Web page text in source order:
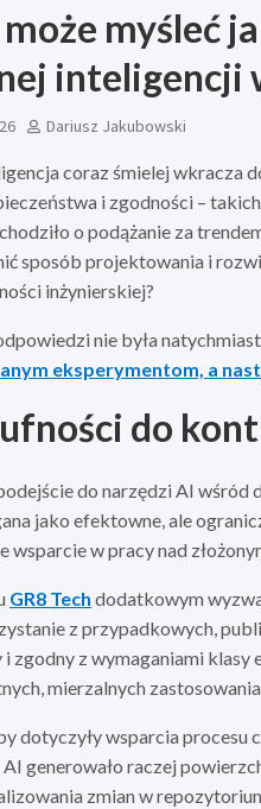
myśleć
inteligencji
Dariusz Jakubowski
coraz śmielej wkracza
i zgodności –
o podążanie za
sposób projektowania i
inżynierskiej?
nie była
eksperymentom, a
do
do narzędzi AI wśród
jako efektowne, ale
wsparcie w pracy nad
GR8 Tech dodatkowym
z przypadkowych,
zgodny z wymaganiami klasy
mierzalnych
dotyczyły wsparcia procesu
generowało raczej
zmian w